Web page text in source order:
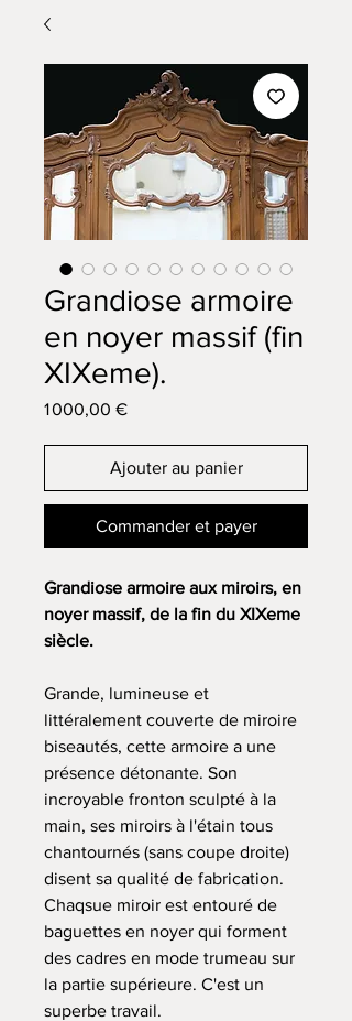
Grandiose armoire
en noyer massif (fin
XIXeme).
1 000,00 €Prix
Ajouter au panier
Commander et payer
Grandiose armoire aux miroirs, en
noyer massif, de la fin du XIXeme
siècle.
Grande, lumineuse et
littéralement couverte de miroire
biseautés, cette armoire a une
présence détonante. Son
incroyable fronton sculpté à la
main, ses miroirs à l'étain tous
chantournés (sans coupe droite)
disent sa qualité de fabrication.
Chaqsue miroir est entouré de
baguettes en noyer qui forment
des cadres en mode trumeau sur
la partie supérieure. C'est un
superbe travail.